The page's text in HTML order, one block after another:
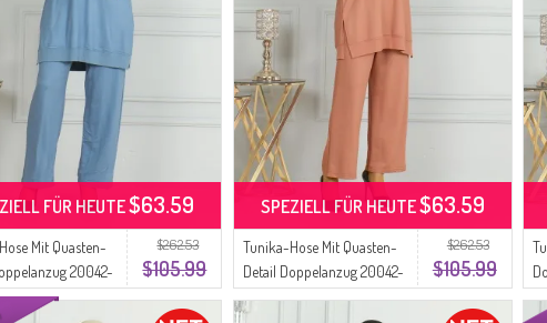
$262.53
$105.99
Mit Quasten-
20042-
FÜR HEUTE$63.59
$262.53
$105.99
Tunika-Hose Mit Quasten-
Detail Doppelanzug 20042-
08 Lachsfarben
SPEZIELL FÜR HEUTE$63.59